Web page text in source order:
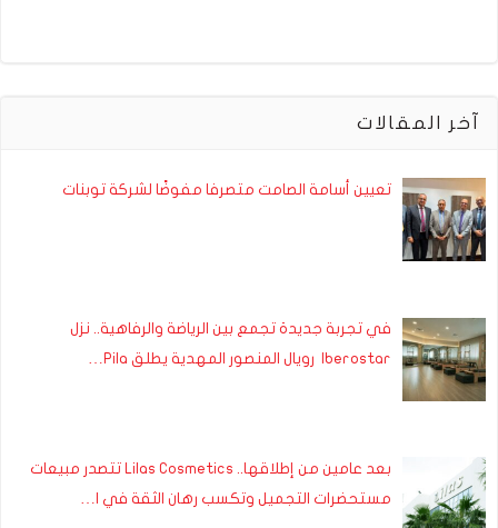
آخر المقالات
تعيين أسامة الصامت متصرفا مفوضًا لشركة توبنات
في تجربة جديدة تجمع بين الرياضة والرفاهية.. نزل
Iberostar رويال المنصور المهدية يطلق Pila…
بعد عامين من إطلاقها.. Lilas Cosmetics تتصدر مبيعات
مستحضرات التجميل وتكسب رهان الثقة في ا…